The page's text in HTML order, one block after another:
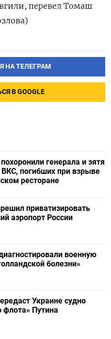
перевел Томаш
НА ТЕЛЕГРАМ
В GOOGLE
генерала и зятя
погибших при взрыве
ресторане
приватизировать
аэропорт России
военную
болезни»
Украине судно
флота» Путина